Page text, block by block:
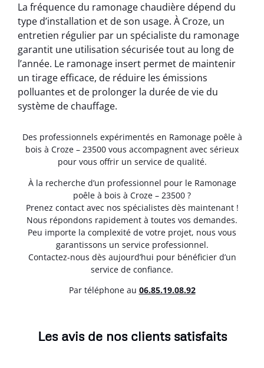
La fréquence du ramonage chaudière dépend du
type d’installation et de son usage. À Croze, un
entretien régulier par un spécialiste du ramonage
garantit une utilisation sécurisée tout au long de
l’année. Le ramonage insert permet de maintenir
un tirage efficace, de réduire les émissions
polluantes et de prolonger la durée de vie du
système de chauffage.
Des professionnels expérimentés en Ramonage poêle à
bois à Croze – 23500 vous accompagnent avec sérieux
pour vous offrir un service de qualité.
À la recherche d’un professionnel pour le Ramonage
poêle à bois à Croze – 23500 ?
Prenez contact avec nos spécialistes dès maintenant !
Nous répondons rapidement à toutes vos demandes.
Peu importe la complexité de votre projet, nous vous
garantissons un service professionnel.
Contactez-nous dès aujourd’hui pour bénéficier d’un
service de confiance.
Par téléphone au 06.85.19.08.92
Les avis de nos clients satisfaits